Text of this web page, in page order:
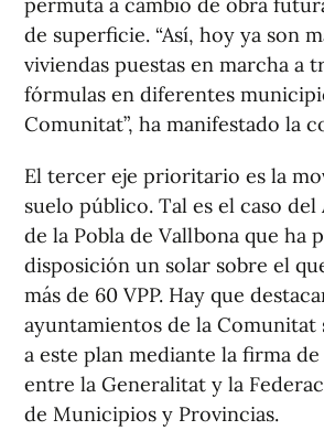
permuta a cambio de obra
de superficie. “Así, hoy ya son
viviendas puestas en marcha a
fórmulas en diferentes
Comunitat”, ha manifestado la
El tercer eje prioritario es la
suelo público. Tal es el caso
de la Pobla de Vallbona que ha
disposición un solar sobre el
más de 60 VPP. Hay que
ayuntamientos de la Comunitat
a este plan mediante la firma
entre la Generalitat y la
de Municipios y Provincias.